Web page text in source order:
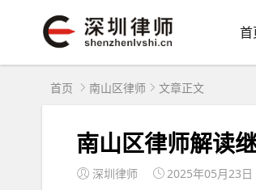
首
首页 南山区律师 文章正文
南山区律师解读
深圳律师 2025年05月23日